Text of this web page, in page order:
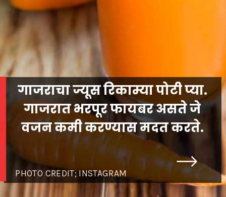
PHOTO CREDIT; INSTAGRAM
गाजराचा ज्यूस रिकाम्या पोटी प्या.
गाजरात भरपूर फायबर असते जे
वजन कमी करण्यास मदत करते.